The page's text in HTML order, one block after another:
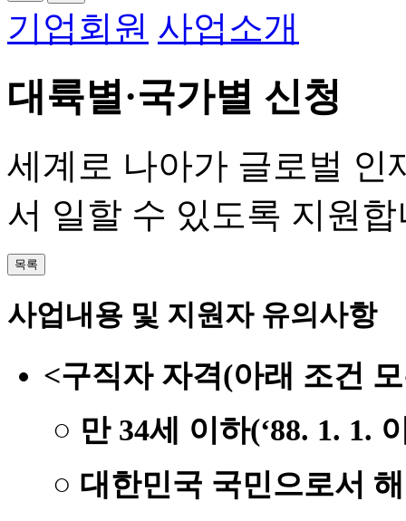
기업회원 사업소개
대륙별·국가별 신청
세계로 나아가 글로벌 인
서 일할 수 있도록 지원합
목록
사업내용 및 지원자 유의사항
<구직자 자격(아래 조건
○ 만 34세 이하(‘88. 1. 1.
○ 대한민국 국민으로서